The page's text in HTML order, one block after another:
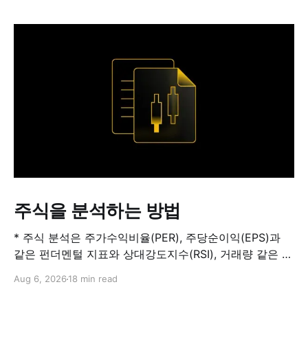
주식을 분석하는 방법
* 주식 분석은 주가수익비율(PER), 주당순이익(EPS)과
같은 펀더멘털 지표와 상대강도지수(RSI), 거래량 같은 기
는지, 저평가됐는지를 판단하는 과정입니다. 하나의 지표
Aug 6, 2026 18 min read